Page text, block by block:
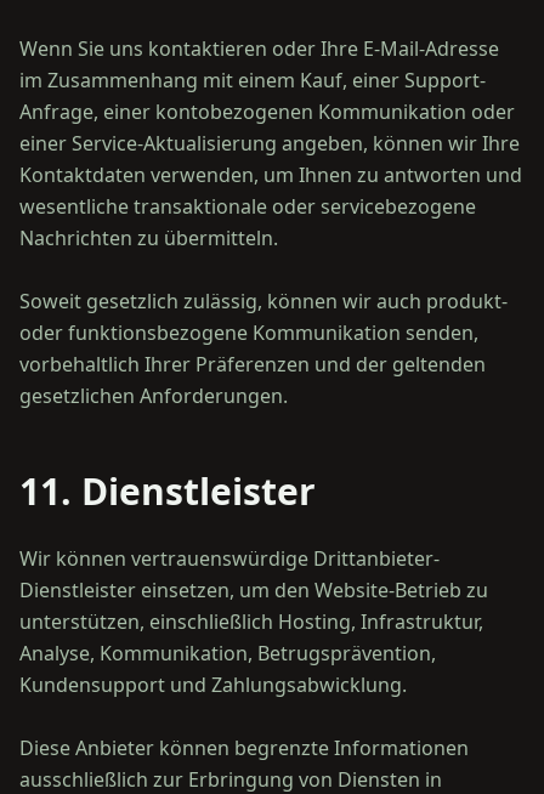
Wenn Sie uns kontaktieren oder Ihre E-Mail-Adresse
im Zusammenhang mit einem Kauf, einer Support-
Anfrage, einer kontobezogenen Kommunikation oder
einer Service-Aktualisierung angeben, können wir Ihre
Kontaktdaten verwenden, um Ihnen zu antworten und
wesentliche transaktionale oder servicebezogene
Nachrichten zu übermitteln.
Soweit gesetzlich zulässig, können wir auch produkt-
oder funktionsbezogene Kommunikation senden,
vorbehaltlich Ihrer Präferenzen und der geltenden
11. Dienstleister
Wir können vertrauenswürdige Drittanbieter-
Dienstleister einsetzen, um den Website-Betrieb zu
unterstützen, einschließlich Hosting, Infrastruktur,
Analyse, Kommunikation, Betrugsprävention,
Kundensupport und Zahlungsabwicklung.
Diese Anbieter können begrenzte Informationen
ausschließlich zur Erbringung von Diensten in